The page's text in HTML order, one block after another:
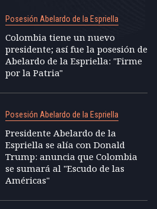
Posesión Abelardo de la Espriella
Colombia tiene un nuevo
presidente; así fue la posesión de
Abelardo de la Espriella: "Firme
por la Patria"
Posesión Abelardo de la Espriella
Presidente Abelardo de la
Espriella se alía con Donald
Trump: anuncia que Colombia
se sumará al "Escudo de las
Américas"